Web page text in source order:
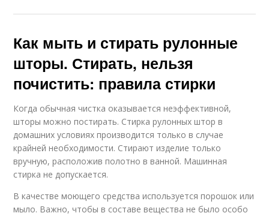
Как мыть и стирать рулонные
шторы. Стирать, нельзя
почистить: правила стирки
Когда обычная чистка оказывается неэффективной,
шторы можно постирать. Стирка рулонных штор в
домашних условиях производится только в случае
крайней необходимости. Стирают изделие только
вручную, расположив полотно в ванной. Машинная
стирка не допускается.
В качестве моющего средства используется порошок или
мыло. Важно, чтобы в составе вещества не было особо